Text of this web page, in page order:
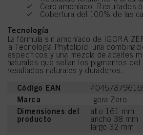
Cero amoníaco. Resultados
Cobertura del 100% de las
Tecnología
La fórmula sin amoníaco de IGORA
la Tecnología Phytolipid, una
específicos y una mezcla de aceites
naturales que sellan los pigmentos del
resultados naturales y duraderos.
Código EAN
Marca Igora Zero
Dimensiones del
producto
alto 161 mm
ancho 38 mm
largo 32 mm